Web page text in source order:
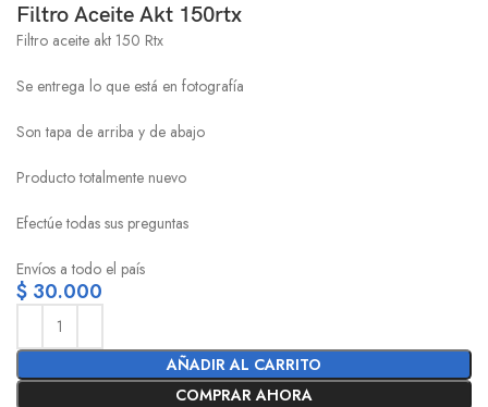
Filtro Aceite Akt 150rtx
Filtro aceite akt 150 Rtx
Se entrega lo que está en fotografía
Son tapa de arriba y de abajo
Producto totalmente nuevo
Efectúe todas sus preguntas
Envíos a todo el país
$ 30.000
AÑADIR AL CARRITO
COMPRAR AHORA